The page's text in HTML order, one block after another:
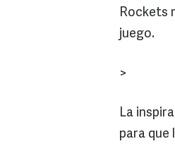
Rockets
juego.
>
La
para que